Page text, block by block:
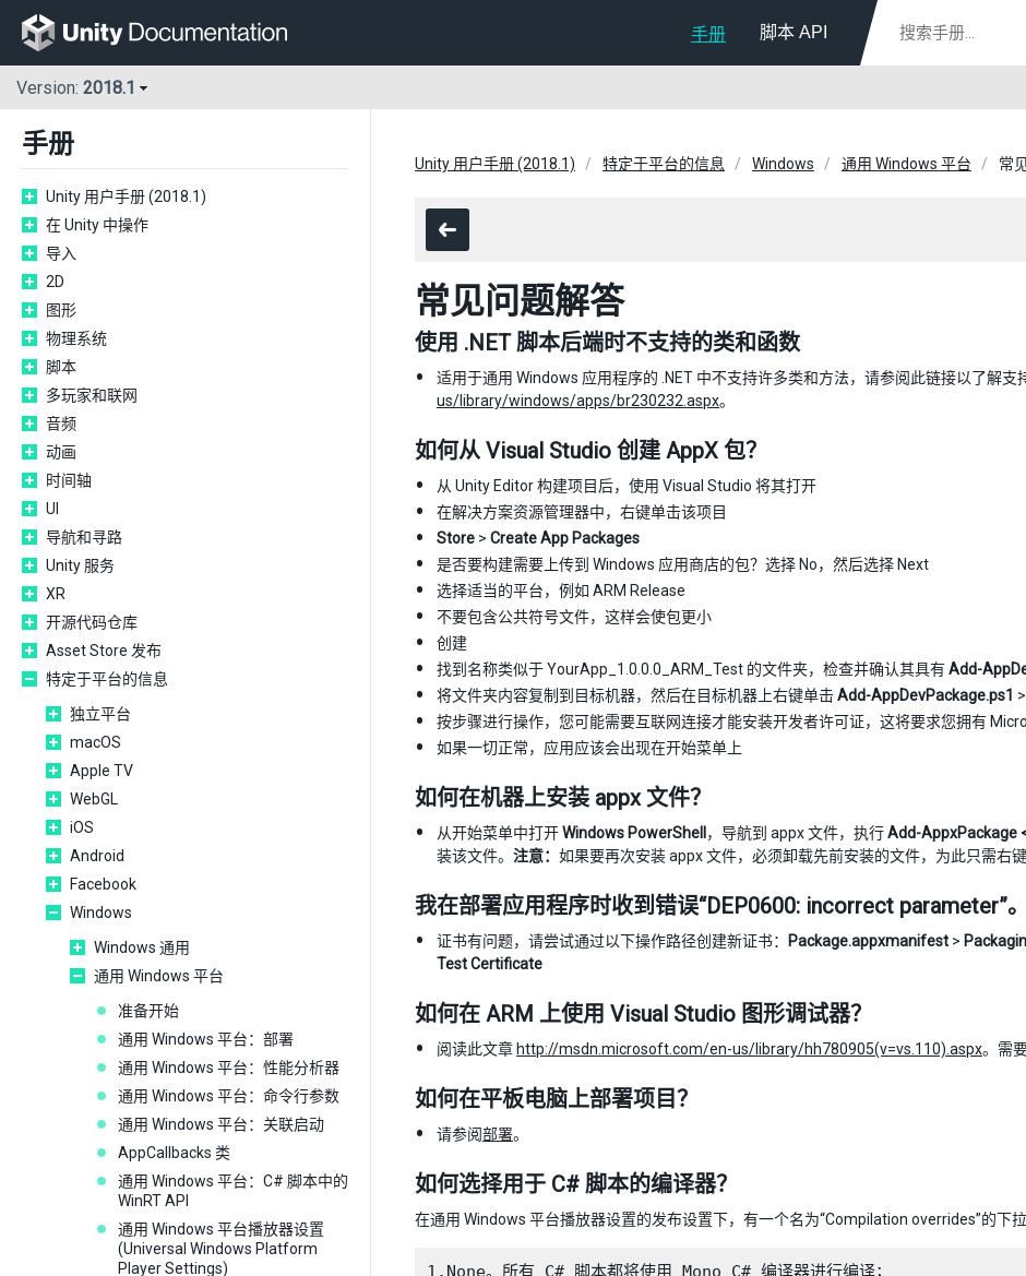
手册 脚本 API
Version: 2018.1
手册
Unity 用户手册 (2018.1)
在 Unity 中操作
导入
2D
图形
物理系统
脚本
多玩家和联网
音频
动画
时间轴
UI
导航和寻路
Unity 服务
XR
开源代码仓库
Asset Store 发布
特定于平台的信息
独立平台
macOS
Apple TV
WebGL
iOS
Android
Facebook
Windows
Windows 通用
通用 Windows 平台
准备开始
通用 Windows 平台：部署
通用 Windows 平台：性能分析器
通用 Windows 平台：命令行参数
通用 Windows 平台：关联启动
AppCallbacks 类
通用 Windows 平台：C# 脚本中的
WinRT API
通用 Windows 平台播放器设置
(Universal Windows Platform
Player Settings)
Unity 用户手册 (2018.1) 特定于平台的信息 Windows 通用 Windows 平台 常
常见问题解答
使用 .NET 脚本后端时不支持的类和函数
适用于通用 Windows 应用程序的 .NET 中不支持许多类和方法，请参阅此链接以了解支
us/library/windows/apps/br230232.aspx。
如何从 Visual Studio 创建 AppX 包？
从 Unity Editor 构建项目后，使用 Visual Studio 将其打开
在解决方案资源管理器中，右键单击该项目
Store > Create App Packages
是否要构建需要上传到 Windows 应用商店的包？选择 No，然后选择 Next
选择适当的平台，例如 ARM Release
不要包含公共符号文件，这样会使包更小
创建
找到名称类似于 YourApp_1.0.0.0_ARM_Test 的文件夹，检查并确认其具有Add-
将文件夹内容复制到目标机器，然后在目标机器上右键单击Add-AppDevPackage.ps1 >
按步骤进行操作，您可能需要互联网连接才能安装开发者许可证，这将要求您拥有
如果一切正常，应用应该会出现在开始菜单上
如何在机器上安装 appx 文件？
从开始菜单中打开Windows PowerShell ，导航到 appx 文件，执行Add-AppxPackage
装该文件。 注意： 如果要再次安装 appx 文件，必须卸载先前安装的文件，为此只需右
我在部署应用程序时收到错误“DEP0600: incorrect parameter”。
证书有问题，请尝试通过以下操作路径创建新证书： Package.appxmanifest >
Test Certificate
如何在 ARM 上使用 Visual Studio 图形调试器？
阅读此文章 http://msdn.microsoft.com/en-us/library/hh780905(v=vs.110).aspx。需
如何在平板电脑上部署项目？
请参阅部署。
如何选择用于 C# 脚本的编译器？
在通用 Windows 平台播放器设置的发布设置下，有一个名为“Compilation overrides”的下
1.None。所有 C# 脚本都将使用 Mono C# 编译器进行编译；